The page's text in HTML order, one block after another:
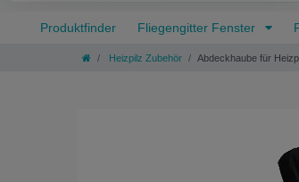
Produktfinder Fliegengitter Fenster
Heizpilz Zubehör Abdeckhaube für